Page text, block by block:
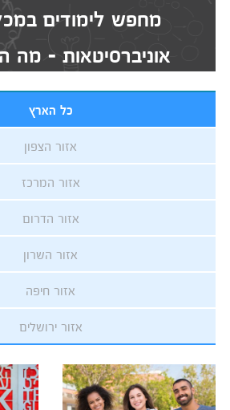
מחפש לימודים
אוניברסיטאות - מה
כל הארץ
אזור הצפון
אזור המרכז
אזור הדרום
אזור השרון
אזור חיפה
אזור ירושלים